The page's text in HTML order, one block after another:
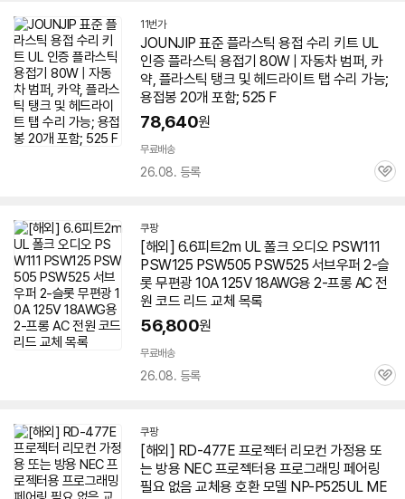
11번가
JOUNJIP 표준 플라스틱 용접 수리 키트 UL
인증 플라스틱 용접기 80W | 자동차 범퍼, 카
약, 플라스틱 탱크 및 헤드라이트 탭 수리 가능;
용접봉 20개 포함; 525 F
78,640원
무료배송
26.08. 등록
관
쿠팡
[해외] 6.6피트2m UL 폴크 오디오 PSW111
PSW125 PSW505 PSW525 서브우퍼 2-슬
롯 무편광 10A 125V 18AWG용 2-프롱 AC 전
원 코드 리드 교체 목록
56,800원
무료배송
26.08. 등록
관
쿠팡
[해외] RD-477E 프로젝터 리모컨 가정용 또
는 방용 NEC 프로젝터용 프로그래밍 페어링
필요 없음 교체용 호환 모델 NP-P525UL ME